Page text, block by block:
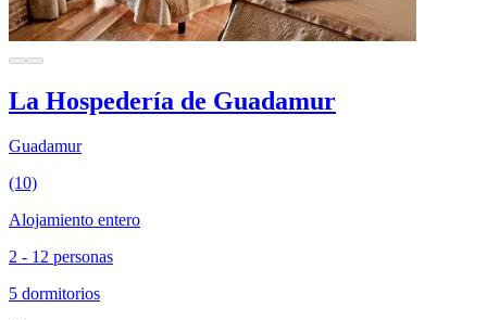
La Hospedería de Guadamur
Guadamur
(10)
Alojamiento entero
2 - 12 personas
5 dormitorios